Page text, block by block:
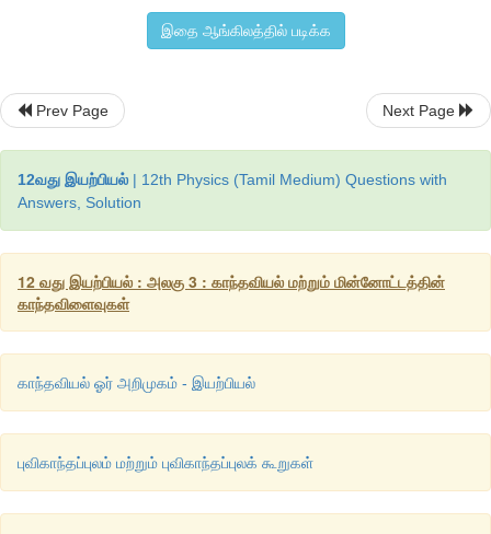
கியூரி மாறிலி மற்றும் T என்பது கெல்வின் வெப்பநிலையாகும்.
ஏற்புத்திறனுக்கும் வெப்பநிலைக்கும் உள்ள தொடர்பைக்
தற்சுழற்சி (Spin) நிறை, மின்னூட்டம் போன்றே
பண்பே தற்சுழற்சி ஆகும். தற்சுழற்சி என்பது குவாண்டம்
இதை ஆங்கிலத்தில் படிக்க
Prev Page Next Page
12வது இயற்பியல் | 12th Physics (Tamil Medium) Questions with
Answers, Solution
12 வது இயற்பியல் : அலகு 3 : காந்தவியல் மற்றும் மின்னோட்டத்தின்
காந்தவிளைவுகள்
காந்தவியல் ஓர் அறிமுகம் - இயற்பியல்
புவிகாந்தப்புலம் மற்றும் புவிகாந்தப்புலக் கூறுகள்